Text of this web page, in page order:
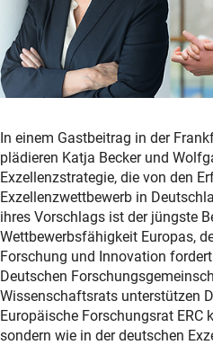
In einem Gastbeitrag in der
plädieren Katja Becker und
Exzellenzstrategie, die von den
Exzellenzwettbewerb in
ihres Vorschlags ist der jüngste
Wettbewerbsfähigkeit Europas,
Forschung und Innovation
Deutschen
Wissenschaftsrats unterstützen
Europäische Forschungsrat ERC
sondern wie in der deutschen